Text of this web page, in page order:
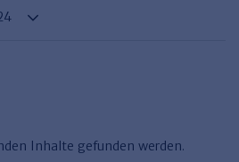
Inhalte gefunden werden.